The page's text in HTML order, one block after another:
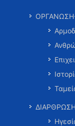
ΔΙΑΡΘΡΩΣΗ